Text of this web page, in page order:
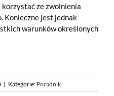
korzystać ze zwolnienia
Konieczne jest jednak
warunków określonych
| Kategorie: Poradnik